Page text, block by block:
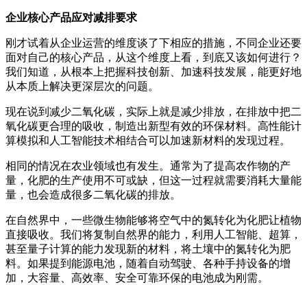
企业核心产品应对减排要求
刚才试着从企业运营的维度谈了下相应的措施，不同企业还要
面对自己的核心产品，从这个维度上看，到底又该如何进行？
我们知道，从根本上把握科技创新、加速科技发展，能更好地
从本质上解决更深层次的问题。
现在说到减少二氧化碳，实际上就是减少排放，在排放中把二
氧化碳更合理的吸收，制造出新型有效的环保材料。高性能计
算模拟和人工智能技术相结合可以加速新材料的发现过程。
相同的情况在农业领域也有发生。通常为了提高农作物的产
量，化肥的生产使用不可或缺，但这一过程就需要消耗大量能
量，也会造成很多二氧化碳的排放。
在自然界中，一些微生物能够将空气中的氮转化为化肥让植物
直接吸收。我们将复制自然界的能力，利用人工智能、超算，
甚至量子计算的能力发现新的材料，将土壤中的氮转化为肥
料。如果提到能源电池，随着自动驾驶、各种手持设备的增
加，大容量、高效率、安全可靠环保的电池成为刚需。